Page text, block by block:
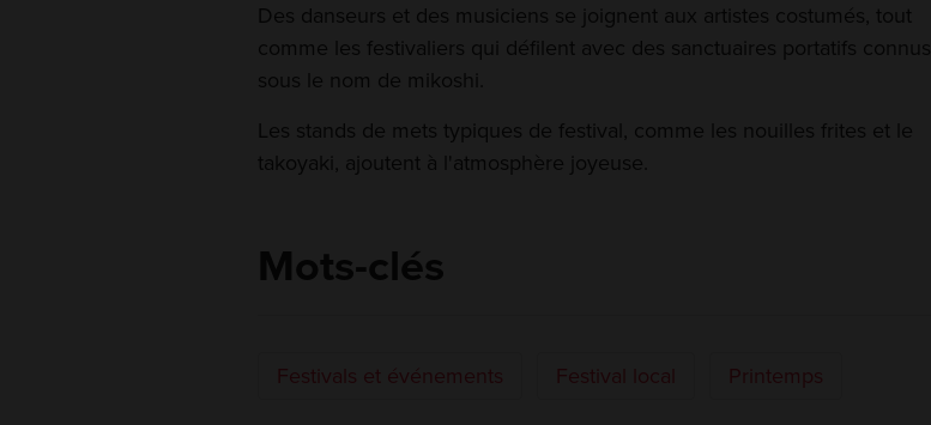
Des danseurs et des musiciens se joignent aux artistes costumés, tout
comme les festivaliers qui défilent avec des sanctuaires portatifs connus
sous le nom de mikoshi.
Les stands de mets typiques de festival, comme les nouilles frites et le
takoyaki, ajoutent à l'atmosphère joyeuse.
Mots-clés
Festivals et événements Festival local Printemps